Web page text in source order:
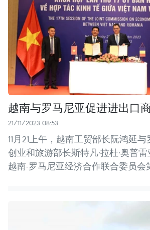
越南与罗马尼亚促进进出口
21/11/2023 08:53
11月21上午，越南工贸部长阮鸿延与
创业和旅游部长斯特凡·拉杜·奥普
越南-罗马尼亚经济合作联合委员会